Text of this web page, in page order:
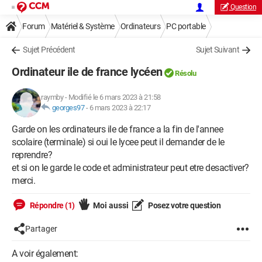
Question
Forum Matériel & Système Ordinateurs PC portable
Sujet Précédent Sujet Suivant
Ordinateur ile de france lycéen Résolu
raymby- Modifié le 6 mars 2023 à 21:58
georges97- 6 mars 2023 à 22:17
Garde on les ordinateurs ile de france a la fin de l'annee
scolaire (terminale) si oui le lycee peut il demander de le
reprendre?
et si on le garde le code et administrateur peut etre desactiver?
merci.
Répondre (1) Moi aussi Posez votre question
Partager
A voir également: